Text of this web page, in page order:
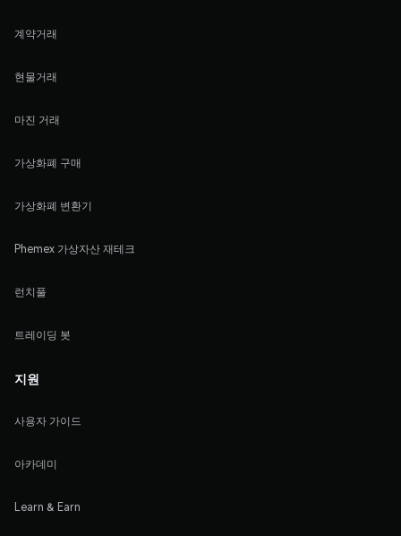
계약거래
현물거래
마진 거래
가상화폐 구매
가상화폐 변환기
Phemex 가상자산 재테크
런치풀
트레이딩 봇
지원
사용자 가이드
아카데미
Learn & Earn